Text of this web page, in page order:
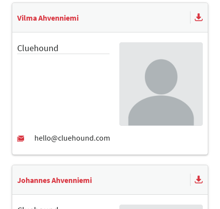
Vilma Ahvenniemi
Cluehound
Johannes Ahvenniemi